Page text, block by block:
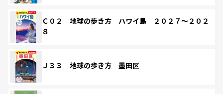
Ｃ０２ 地球の歩き方 ハワイ島 ２０２７～２０２
８
Ｊ３３ 地球の歩き方 墨田区